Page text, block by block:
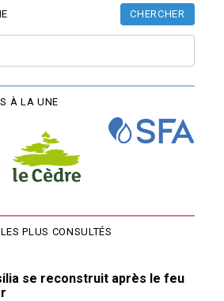
CHERCHER
À LA UNE
PLUS CONSULTÉS
se reconstruit après le feu